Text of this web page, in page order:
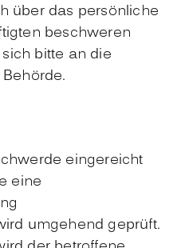
über das persönliche
beschweren
bitte an die
eingereicht
eine
umgehend geprüft.